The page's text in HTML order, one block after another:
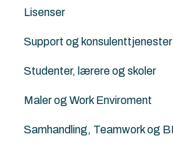
Archicad
Nordic Tools
ArchiFrame
Solibri
Architerra
Lisenser
Archicad
Archicad Cloud licenser
ArchiFrame
Support og konsulenttjenester
Studenter, lærere og skoler
Archicad BIM
Maler og Work Enviroment
Maler
Samhandling, Teamwork og